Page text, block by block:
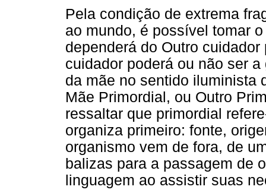
Pela condição de extrema
ao mundo, é possível tomar
dependerá do Outro
cuidador poderá ou não ser
da mãe no sentido iluminista
Mãe Primordial, ou Outro
ressaltar que primordial
organiza primeiro: fonte,
organismo vem de fora, de
balizas para a passagem de
linguagem ao assistir suas